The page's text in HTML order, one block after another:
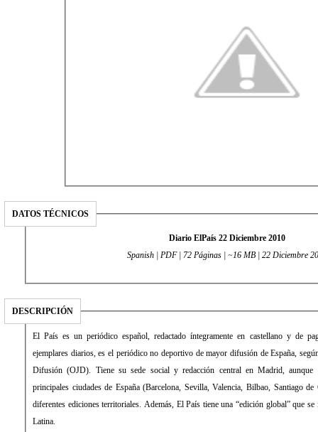
DATOS TÉCNICOS
Diario ElPaís 22 Diciembre 2010
Spanish | PDF | 72 Páginas | ~16 MB | 22 Diciembre
DESCRIPCIÓN
El País es un periódico español, redactado íntegramente en castellano y de
ejemplares diarios, es el periódico no deportivo de mayor difusión de España,
Difusión (OJD). Tiene su sede social y redacción central en Madrid, aunque
principales ciudades de España (Barcelona, Sevilla, Valencia, Bilbao, Santiago de
diferentes ediciones territoriales. Además, El País tiene una “edición global” que
Latina.